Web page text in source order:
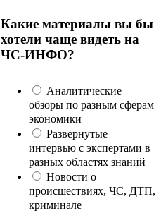
Какие материалы вы бы
хотели чаще видеть на
ЧС-ИНФО?
Аналитические
обзоры по разным сферам
экономики
Развернутые
интервью с экспертами в
разных областях знаний
Новости о
происшествиях, ЧС, ДТП,
криминале